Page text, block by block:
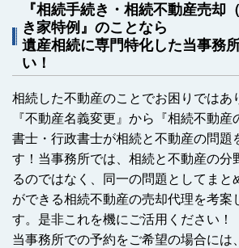
『相続手続き・相続不動産売却
き家特例』のことなら
遺産相続に専門特化した当事務
い！
相続した不動産のことでお困りではあ
『不動産名義変更』から『相続不動
書士・行政書士が相続と不動産の問題
す！当事務所では、相続と不動産の分
るのではなく、同一の問題としてまと
ができる相続不動産の売却代理を考案
す。是非これを機にご活用ください！
当事務所での予約をご希望の場合には